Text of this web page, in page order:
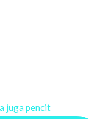
juga pencit